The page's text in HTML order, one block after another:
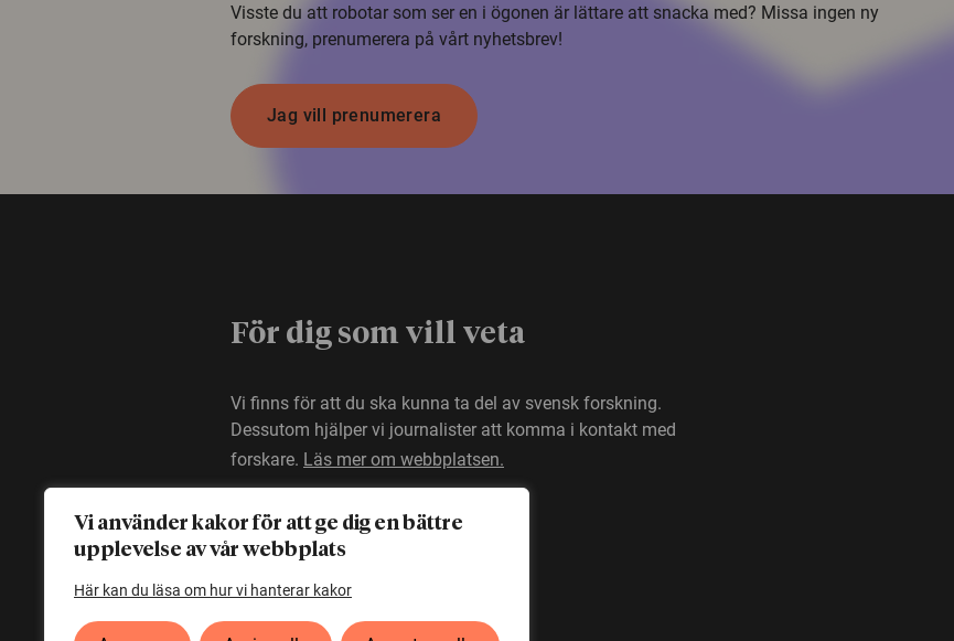
Vi använder kakor för att ge dig en bättre
upplevelse av vår webbplats
Här kan du läsa om hur vi hanterar kakor
Visste du att robotar som ser en i ögonen är lättare att snacka med? Missa ingen ny
forskning, prenumerera på vårt nyhetsbrev!
Jag vill prenumerera
För dig som vill veta
Vi finns för att du ska kunna ta del av svensk forskning.
Dessutom hjälper vi journalister att komma i kontakt med
forskare. Läs mer om webbplatsen.